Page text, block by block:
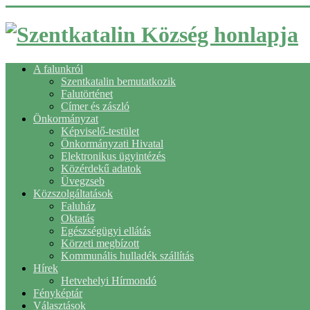
A falunkról
Szentkatalin bemutatkozik
Falutörténet
Címer és zászló
Önkormányzat
Képviselő-testület
Önkormányzati Hivatal
Elektronikus ügyintézés
Közérdekű adatok
Üvegzseb
Közszolgáltatások
Faluház
Oktatás
Egészségügyi ellátás
Körzeti megbízott
Kommunális hulladék szállítás
Hírek
Hetvehelyi Hírmondó
Fényképtár
Választások